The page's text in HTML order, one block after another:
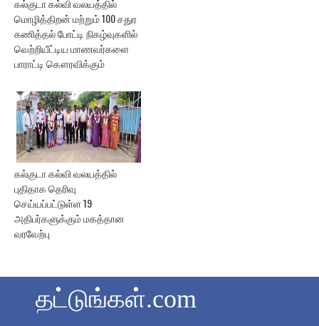
கல்குடா கல்வி வலயத்தில்
மொழித்திறன் மற்றும் 100 சதுர
கணித்தல் போட்டி நிகழ்வுகளில்
வெற்றியீட்டிய மாணவர்களை
பாராட்டி கௌரவிக்கும்
கல்குடா கல்வி வலயத்தில்
புதிதாக தெரிவு
செய்யப்பட்டுள்ள 19
அதிபர்களுக்கும் மகத்தான
வரவேற்பு
தட்டுங்கள்.com